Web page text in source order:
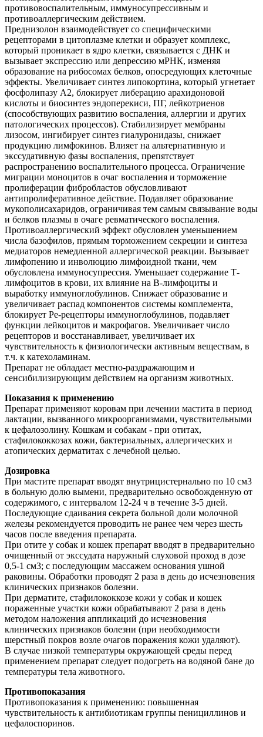
противовоспалительным, иммуносупрессивным и
противоаллергическим действием.
Преднизолон взаимодействует со специфическими
рецепторами в цитоплазме клетки и образует комплекс,
который проникает в ядро клетки, связывается с ДНК и
вызывает экспрессию или депрессию мРНК, изменяя
образование на рибосомах белков, опосредующих клеточные
эффекты. Увеличивает синтез липокортина, который угнетает
фосфолипазу А2, блокирует либерацию арахидоновой
кислоты и биосинтез эндоперекиси, ПГ, лейкотриенов
(способствующих развитию воспаления, аллергии и других
патологических процессов). Стабилизирует мембраны
лизосом, ингибирует синтез гиалуронидазы, снижает
продукцию лимфокинов. Влияет на альтернативную и
экссудативную фазы воспаления, препятствует
распространению воспалительного процесса. Ограничение
миграции моноцитов в очаг воспаления и торможение
пролиферации фибробластов обусловливают
антипролиферативное действие. Подавляет образование
мукополисахаридов, ограничивая тем самым связывание воды
и белков плазмы в очаге ревматического воспаления.
Противоаллергический эффект обусловлен уменьшением
числа базофилов, прямым торможением секреции и синтеза
медиаторов немедленной аллергической реакции. Вызывает
лимфопению и инволюцию лимфоидной ткани, чем
обусловлена иммуносупрессия. Уменьшает содержание Т-
лимфоцитов в крови, их влияние на В-лимфоциты и
выработку иммуноглобулинов. Снижает образование и
увеличивает распад компонентов системы комплемента,
блокирует Ре-рецепторы иммуноглобулинов, подавляет
функции лейкоцитов и макрофагов. Увеличивает число
рецепторов и восстанавливает, увеличивает их
чувствительность к физиологически активным веществам, в
т.ч. к катехоламинам.
Препарат не обладает местно-раздражающим и
сенсибилизирующим действием на организм животных.
Показания к применению
Препарат применяют коровам при лечении мастита в период
лактации, вызванного микроорганизмами, чувствительными
к цефалозолину. Кошкам и собакам - при отитах,
стафилококкозах кожи, бактериальных, аллергических и
атопических дерматитах с лечебной целью.
Дозировка
При мастите препарат вводят внутрицистернально по 10 см3
в больную долю вымени, предварительно освобожденную от
содержимого, с интервалом 12-24 ч в течение 3-5 дней.
Последующие сдаивания секрета больной доли молочной
железы рекомендуется проводить не ранее чем через шесть
часов после введения препарата.
При отите у собак и кошек препарат вводят в предварительно
очищенный от экссудата наружный слуховой проход в дозе
0,5-1 см3; с последующим массажем основания ушной
раковины. Обработки проводят 2 раза в день до исчезновения
клинических признаков болезни.
При дерматите, стафилококкозе кожи у собак и кошек
пораженные участки кожи обрабатывают 2 раза в день
методом наложения аппликаций до исчезновения
клинических признаков болезни (при необходимости
шерстный покров возле очагов поражения кожи удаляют).
В случае низкой температуры окружающей среды перед
применением препарат следует подогреть на водяной бане до
температуры тела животного.
Противопоказания
Противопоказания к применению: повышенная
чувствительность к антибиотикам группы пенициллинов и
цефалоспоринов.